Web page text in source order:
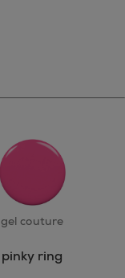
gel couture
pinky ring